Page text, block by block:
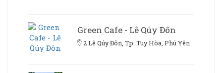
Green Cafe - Lê Qúy Đôn
2 Lê Qúy Đôn, Tp. Tuy Hòa, Phú Yên